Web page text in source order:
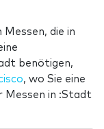
Messen, die in
benötigen,
, wo Sie eine
Messen in :Stadt